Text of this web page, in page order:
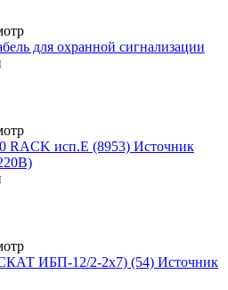
для охранной сигнализации
RACK исп.E (8953) Источник
ИБП-12/2-2х7) (54) Источник